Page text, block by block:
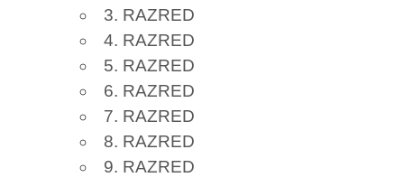
3. RAZRED
4. RAZRED
5. RAZRED
6. RAZRED
7. RAZRED
8. RAZRED
9. RAZRED